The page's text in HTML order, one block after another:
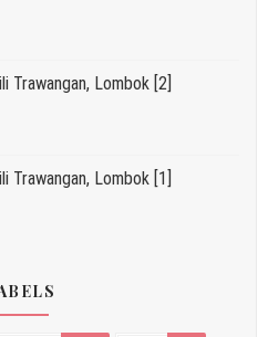
Trawangan, Lombok [2]
Trawangan, Lombok [1]